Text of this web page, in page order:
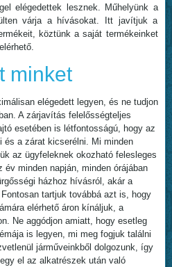
elégedettek lesznek. Műhelyünk a
várja a hívásokat. Itt javítjuk a
köztünk a saját termékeinket
minket
elégedett legyen, és ne tudjon
A zárjavítás felelősségteljes
esetében is létfontosságú, hogy az
és a zárat kicserélni. Mi minden
az ügyfeleknek okozható felesleges
minden napján, minden órájában
házhoz hívásról, akár a
tartjuk továbbá azt is, hogy
elérhető áron kínáljuk, a
Ne aggódjon amiatt, hogy esetleg
is legyen, mi meg fogjuk találni
járműveinkből dolgozunk, így
el az alkatrészek után való